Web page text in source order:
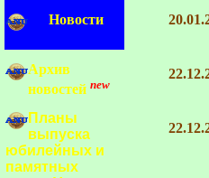
Новости
Архив
новостей new
Планы
выпуска
юбилейных и
памятных